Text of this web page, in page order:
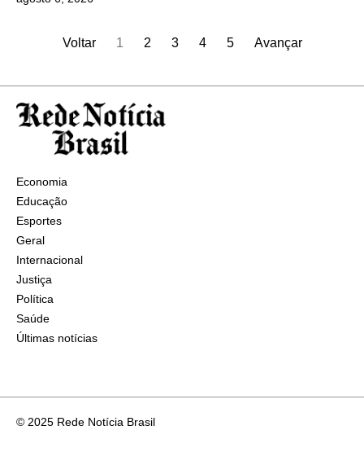
Voltar 1 2 3 4 5 Avançar
Economia
Educação
Esportes
Geral
Internacional
Justiça
Política
Saúde
Últimas notícias
© 2025 Rede Notícia Brasil